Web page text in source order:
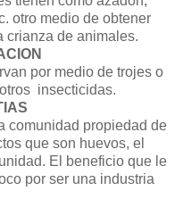
otro medio de obtener
crianza de animales.
por medio de trojes o
insecticidas.
comunidad propiedad de
que son huevos, el
El beneficio que le
por ser una industria